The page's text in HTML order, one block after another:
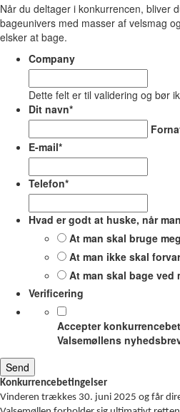
Når du deltager i konkurrencen, bliver
bageunivers med masser af velsmag
elsker at bage.
Company
Dette felt er til validering og bør
Dit navn*
E-mail*
Telefon*
Hvad er godt at huske, når
At man skal bruge
At man ikke skal
At man skal bage ved
Verificering
Accepter
Valsemøllens
Konkurrencebetingelser
Vinderen trækkes 30. juni 2025 og får